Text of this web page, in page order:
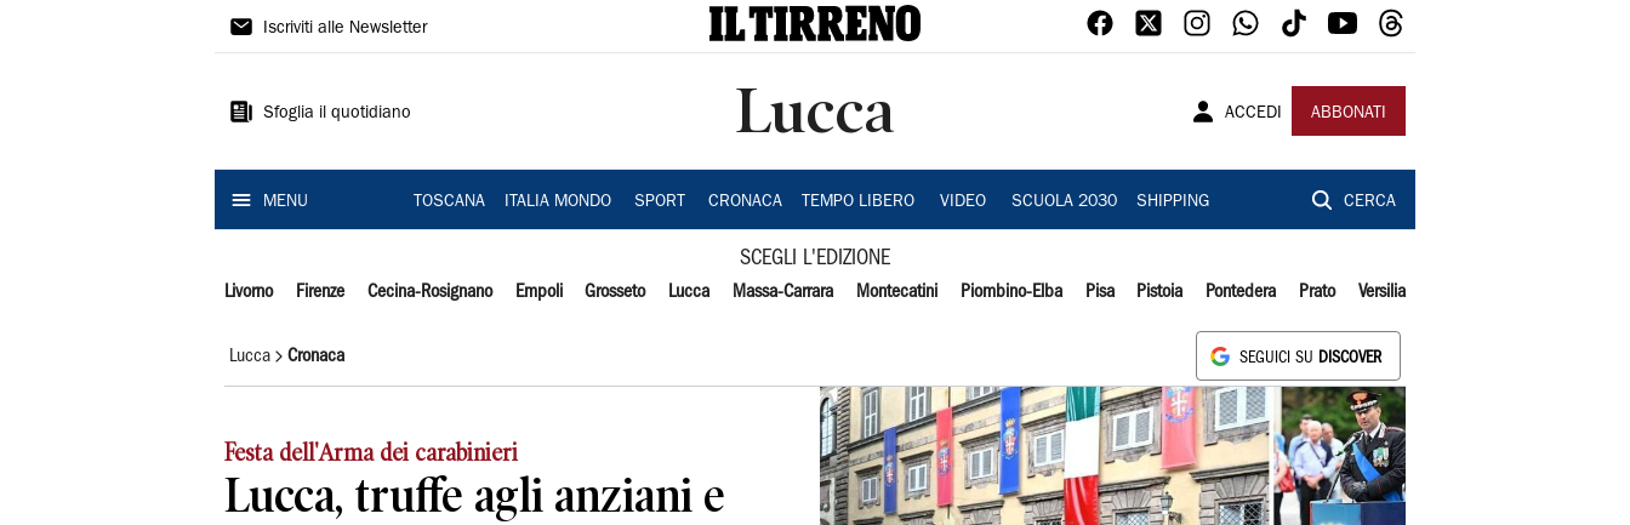
Il
Iscriviti alle Newsletter
Sfoglia il quotidiano Lucca ACCEDI ABBONATI
MENU TOSCANA ITALIA MONDO SPORT CRONACA TEMPO LIBERO VIDEO SCUOLA 2030 SHIPPING CERCA
SCEGLI L'EDIZIONE
Livorno Firenze Cecina-Rosignano Empoli Grosseto Lucca Massa-Carrara Montecatini Piombino-Elba Pisa Pistoia Pontedera Prato Versilia
Lucca Cronaca SEGUICI SU DISCOVER
Festa dell'Arma dei carabinieri
Lucca, truffe agli anziani e